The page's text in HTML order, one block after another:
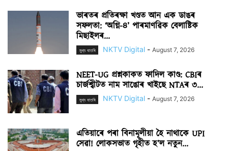
ভাৰতৰ প্ৰতিৰক্ষা খণ্ডত আন এক ডাঙৰ
সফলতা: ‘অগ্নি-৪’ পাৰমাণৱিক বেলাষ্টিক
মিছাইলৰ...
মুখ্য বাতৰি NKTV Digital - August 7, 2026
NEET-UG প্ৰশ্নকাকত ফাদিল কাণ্ড: CBIৰ
চাৰ্জশ্বীটত নাম সাঙোৰ খাইছে NTAৰ ৩...
মুখ্য বাতৰি NKTV Digital - August 7, 2026
এতিয়াৰে পৰা বিনামূলীয়া হৈ নাথাকে UPI
সেৱা! লোকসভাত গৃহীত হ’ল নতুন...